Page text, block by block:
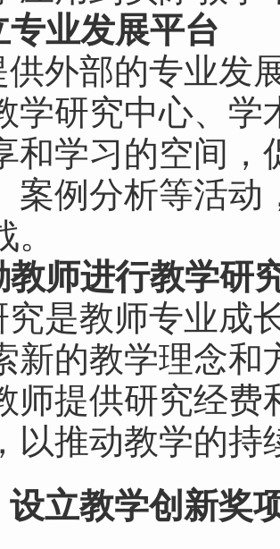
专业发展平台
供外部的专业发
学研究中心、
和学习的空间，
案例分析等活动
教师进行教学研
究是教师专业成
新的教学理念
师提供研究经
以推动教学的持
设立教学创新奖